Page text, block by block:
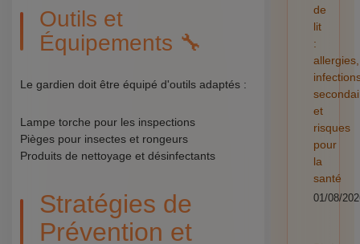
Outils et
Équipements 🔧
Le gardien doit être équipé d'outils adaptés :
Lampe torche pour les inspections
Pièges pour insectes et rongeurs
Produits de nettoyage et désinfectants
Stratégies de
Prévention et
de
lit
:
allergies,
et
risques
pour
la
santé
01/08/